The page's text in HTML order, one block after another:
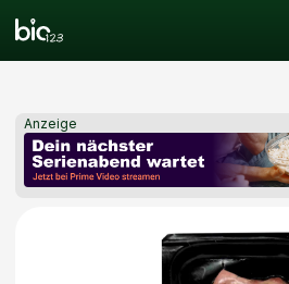
Anzeige